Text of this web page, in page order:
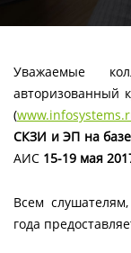
Уважаемые
авторизованный
(
СКЗИ и ЭП на
АИС 15-19 мая
Всем
года